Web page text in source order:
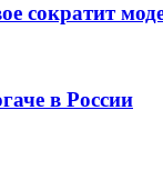
сократит
в России